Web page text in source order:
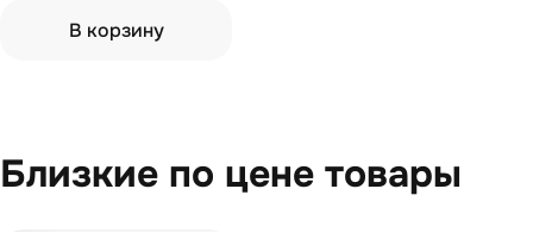
В корзину
Близкие по цене товары